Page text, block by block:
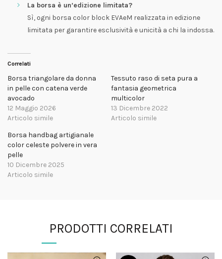
La borsa è un’edizione limitata?
Sì, ogni borsa color block EVAeM realizzata in edizione
limitata per garantire esclusività e unicità a chi la indossa.
Correlati
Borsa triangolare da donna
in pelle con catena verde
avocado
12 Maggio 2026
Articolo simile
Tessuto raso di seta pura a
fantasia geometrica
multicolor
13 Dicembre 2022
Articolo simile
Borsa handbag artigianale
color celeste polvere in vera
pelle
10 Dicembre 2025
Articolo simile
PRODOTTI CORRELATI